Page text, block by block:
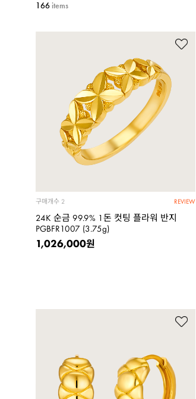
166 items
REVIEW
구매개수 2
24K 순금 99.9% 1돈 컷팅 플라워 반지
PGBFR1007 (3.75g)
1,026,000원